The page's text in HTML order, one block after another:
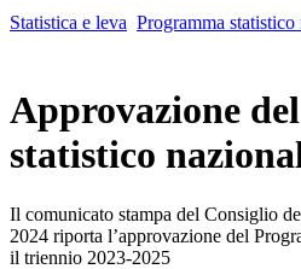
Statistica e leva Programma statistico
Approvazione
statistico
Il comunicato stampa del Consiglio
2024 riporta l’approvazione del
il triennio 2023-2025